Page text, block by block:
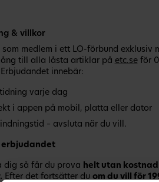
& villkor
som medlem i ett LO-förbund exklusiv
till alla låsta artiklar på etc.seför 0
innebär:
varje dag
i appen på mobil, platta eller dator
– avsluta när du vill.
erbjudandet
dig så får du prova helt utan kostnad
Efter det fortsätter du om du vill för